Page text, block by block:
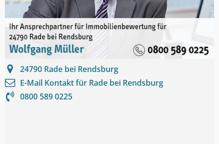
24790 Rade bei Rendsburg
E-Mail Kontakt für Rade bei Rendsburg
0800 589 0225